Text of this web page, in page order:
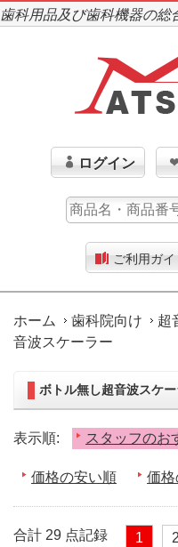
歯科用品及び歯科機器の総
ログイン
ご利用ガイ
ホーム 歯科院向け 超
音波スケーラー
ボトル無し超音波スケ
表示順: スタッフのお
価格の安い順 価
合計 29 点記録 1 2